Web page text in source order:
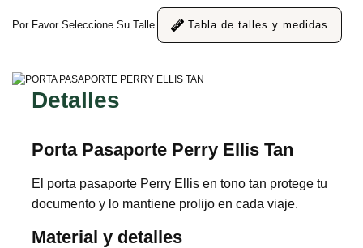
Por Favor Seleccione Su Talle Tabla de talles y medidas
Detalles
Porta Pasaporte Perry Ellis Tan
El porta pasaporte Perry Ellis en tono tan protege tu
documento y lo mantiene prolijo en cada viaje.
Material y detalles